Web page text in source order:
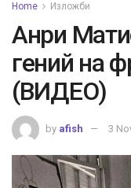
Home Изложби
Анри
гений на
(ВИДЕО)
by afish 3